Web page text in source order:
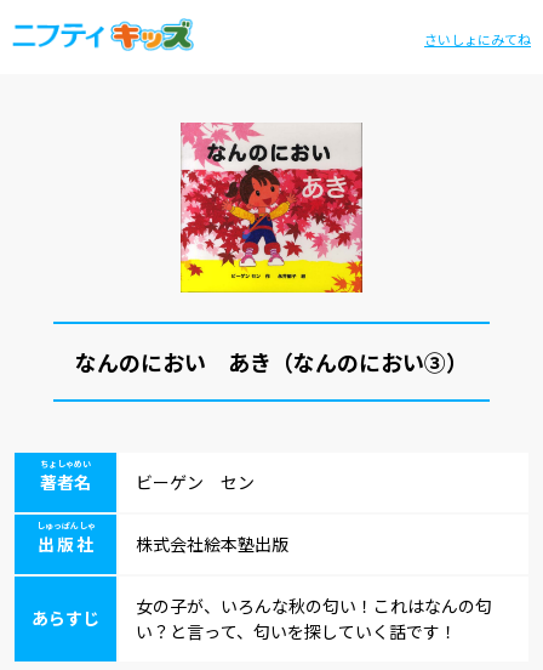
さいしょにみてね
なんのにおい あき（なんのにおい③）
著者名
ちょしゃめい
ビーゲン セン
出版社
しゅっぱんしゃ
株式会社絵本塾出版
あらすじ
女の子が、いろんな秋の匂い！これはなんの匂
い？と言って、匂いを探していく話です！